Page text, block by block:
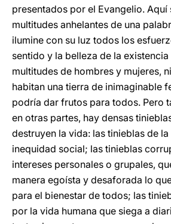
presentados por el Evangelio. Aquí
multitudes anhelantes de una
ilumine con su luz todos los
sentido y la belleza de la existencia
multitudes de hombres y mujeres,
habitan una tierra de inimaginable
podría dar frutos para todos. Pero
en otras partes, hay densas
destruyen la vida: las tinieblas de
inequidad social; las tinieblas
intereses personales o grupales,
manera egoísta y desaforada lo
para el bienestar de todos; las
por la vida humana que siega a